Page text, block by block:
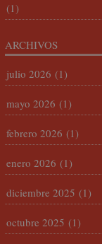
(1)
ARCHIVOS
julio 2026 (1)
mayo 2026 (1)
febrero 2026 (1)
enero 2026 (1)
diciembre 2025 (1)
octubre 2025 (1)